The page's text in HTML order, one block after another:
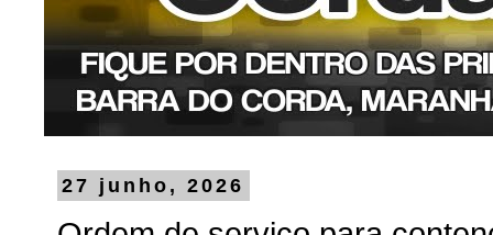
27 junho, 2026